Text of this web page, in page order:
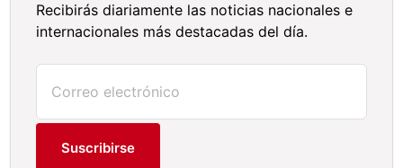
Recibirás diariamente las noticias nacionales e
internacionales más destacadas del día.
Suscribirse